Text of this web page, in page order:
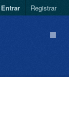
Entrar Registrar